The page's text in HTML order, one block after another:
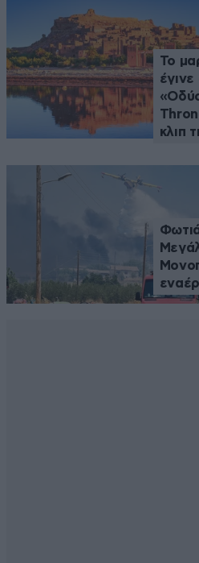
Το
κλιπ